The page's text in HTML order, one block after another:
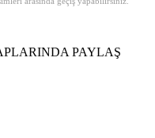
PAYLAŞ